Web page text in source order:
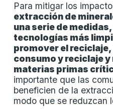
Para mitigar los
extracción de
una serie de
tecnologías más
promover el
consumo y reciclaje
materias primas
importante que las
beneficien de la
modo que se reduzcan